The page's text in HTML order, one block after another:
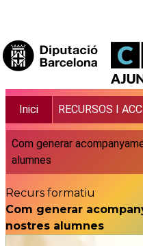
Vés al contingut
Fil
Inici RECURSOS I
Com generar
alumnes
Recurs formatiu
Com generar
nostres alumnes